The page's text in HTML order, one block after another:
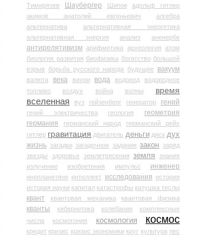
Тимирязев
Шаубергер Шипов
адольф гитлер
акимов анатолий евгеньевич
алгебра
альтернатива
альтернативная энергетика
альтернативная энергия
анализ аненербе
антирелятивизм арифметика археология атом
биология развития биофизика богатство большой
взрыв
борьба русского народа будущее вакуум
валюта века вихри вода водород
водородное
топливо
воздух война волны
время
вселенная
вуз гейзенберг генератор гений
гений электричества геология
геометрия
германия
германский народ
германский рейх
гитлер гравитация двигатель деньги диск дух
жизнь загадки загадочное задания закон заряд
звезды
здоровье землетрясения земля
знания
излучение
изобретения импульс инженер
инопланетяне интеллект исследования история
история науки капитал катастрофы катушка теслы
квант квантовая механика квантовая физика
кванты кибернетика колебания
комплексные
числа
космогония космология космос
кредит кризис кризис экономики круг культура лес